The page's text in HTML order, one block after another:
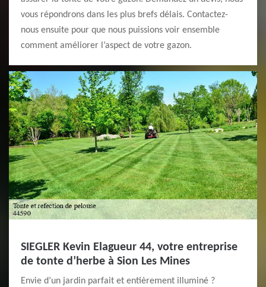
vous répondrons dans les plus brefs délais. Contactez-
nous ensuite pour que nous puissions voir ensemble
comment améliorer l’aspect de votre gazon.
SIEGLER Kevin Elagueur 44, votre entreprise
de tonte d’herbe à Sion Les Mines
Envie d’un jardin parfait et entièrement illuminé ?